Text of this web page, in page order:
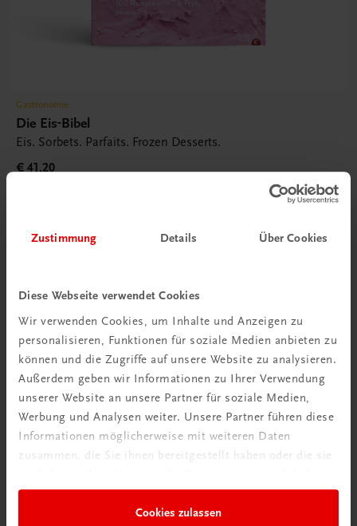
Zustimmung Details Über Cookies
Diese Webseite verwendet Cookies
Wir verwenden Cookies, um Inhalte und Anzeigen zu
personalisieren, Funktionen für soziale Medien anbieten zu
können und die Zugriffe auf unsere Website zu analysieren.
Außerdem geben wir Informationen zu Ihrer Verwendung
unserer Website an unsere Partner für soziale Medien,
Werbung und Analysen weiter. Unsere Partner führen diese
Informationen möglicherweise mit weiteren Daten
zusammen, die Sie ihnen bereitgestellt haben oder die sie
Cookies zulassen
Gastronomie
Die Eis-Bibel
Eis. Sorbets. Parfaits. Frozen Desserts.
€ 41,20
Die große Backschule für perfekte Torten, Kuchen und